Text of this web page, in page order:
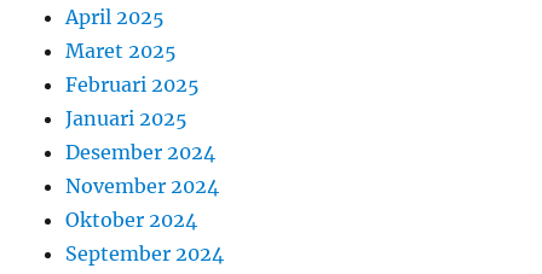
April 2025
Maret 2025
Februari 2025
Januari 2025
Desember 2024
November 2024
Oktober 2024
September 2024